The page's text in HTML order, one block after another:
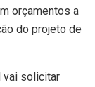
orçamentos a
do projeto de
vai solicitar